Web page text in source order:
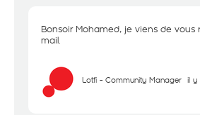
Bonsoir Mohamed, je viens de vous
mail.
Lotfi - Community Manager il y